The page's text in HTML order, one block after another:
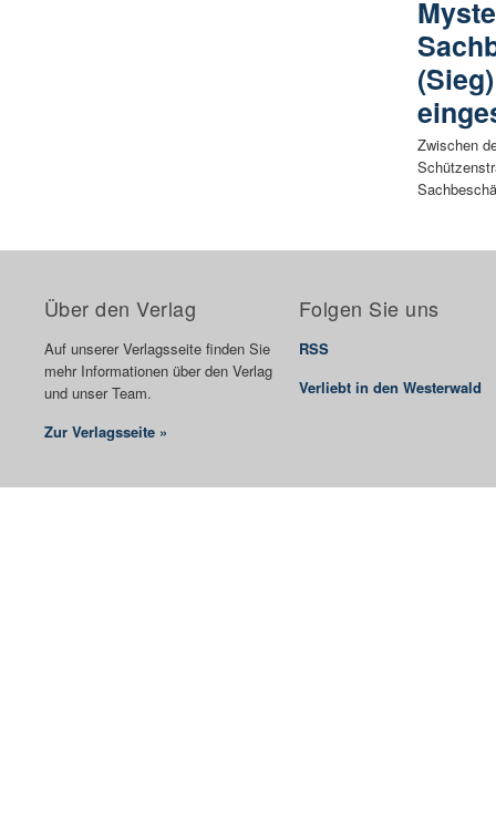
Zwischen
Über den Verlag
Auf unserer Verlagsseite finden Sie
mehr Informationen über den Verlag
und unser Team.
Zur Verlagsseite »
Folgen Sie uns
RSS
Verliebt in den Westerwald